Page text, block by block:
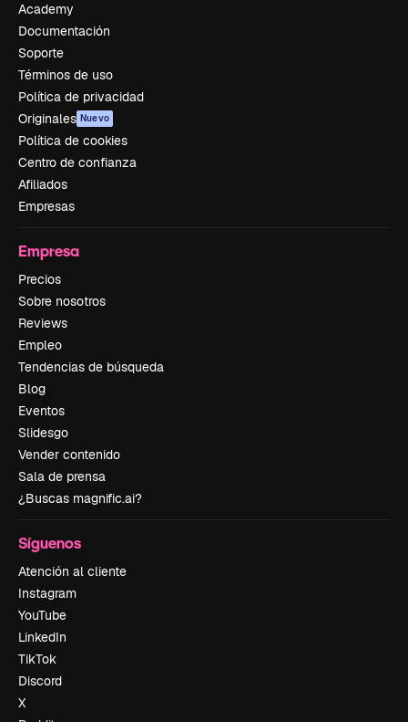
Academy
Documentación
Soporte
Términos de uso
Política de privacidad
Originales Nuevo
Política de cookies
Centro de confianza
Afiliados
Empresas
Empresa
Precios
Sobre nosotros
Reviews
Empleo
Tendencias de búsqueda
Blog
Eventos
Slidesgo
Vender contenido
Sala de prensa
¿Buscas magnific.ai?
Síguenos
Atención al cliente
Instagram
YouTube
LinkedIn
TikTok
Discord
X